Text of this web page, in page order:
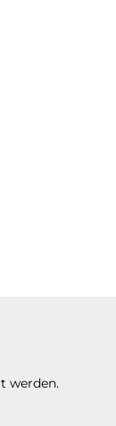
werden.